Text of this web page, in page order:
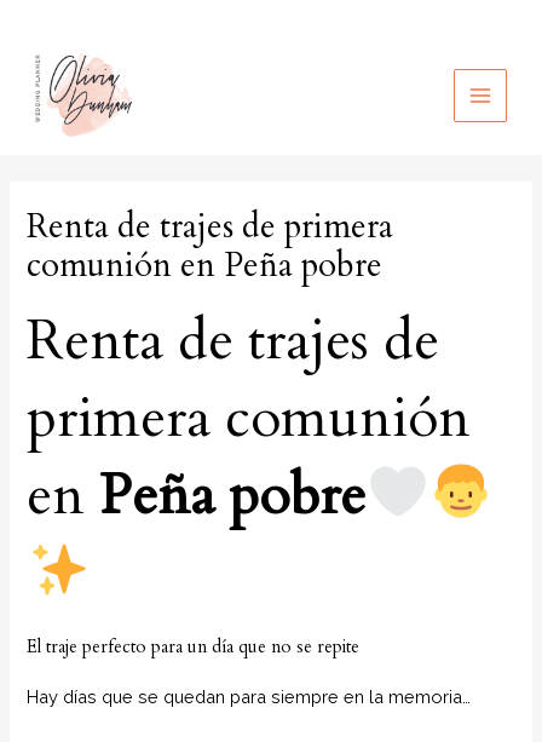
contenido
MAIN
Renta de trajes de primera
comunión en Peña pobre
Renta de trajes de
primera comunión
en Peña pobre
El traje perfecto para un día que no se repite
Hay días que se quedan para siempre en la memoria…